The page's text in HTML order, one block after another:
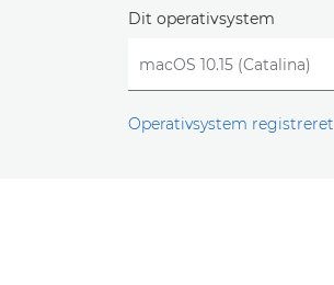
Dit operativsystem
Operativsystem registreret